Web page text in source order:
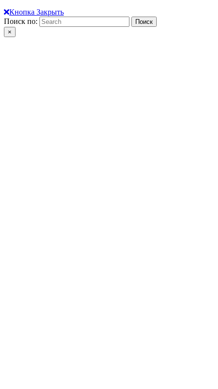
Кнопка Закрыть
Поиск по:
×